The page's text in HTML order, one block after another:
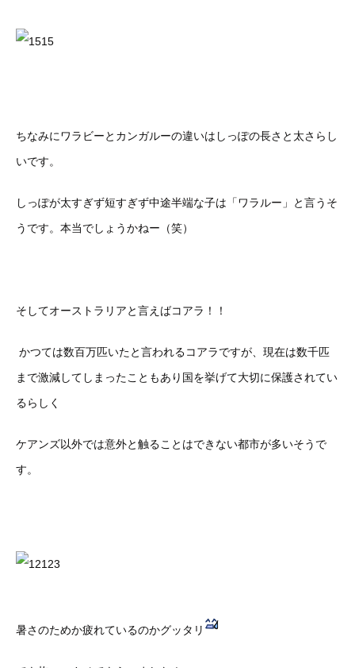
ちなみにワラビーとカンガルーの違いはしっぽの長さと太さらし
いです。
しっぽが太すぎず短すぎず中途半端な子は「ワラルー」と言うそ
うです。本当でしょうかねー（笑）
そしてオーストラリアと言えばコアラ！！
かつては数百万匹いたと言われるコアラですが、現在は数千匹
まで激減してしまったこともあり国を挙げて大切に保護されてい
るらしく
ケアンズ以外では意外と触ることはできない都市が多いそうで
す。
暑さのためか疲れているのかグッタリ